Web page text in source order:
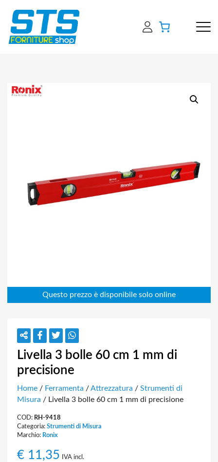
Livella 3 bolle 60 cm 1 mm di
precisione
Home / Ferramenta /Attrezzatura / Strumenti di
Misura / Livella 3 bolle 60 cm 1 mm di precisione
COD: RH-9418
Categoria: Strumenti di Misura
Marchio: Ronix
€ 11,35 IVA incl.